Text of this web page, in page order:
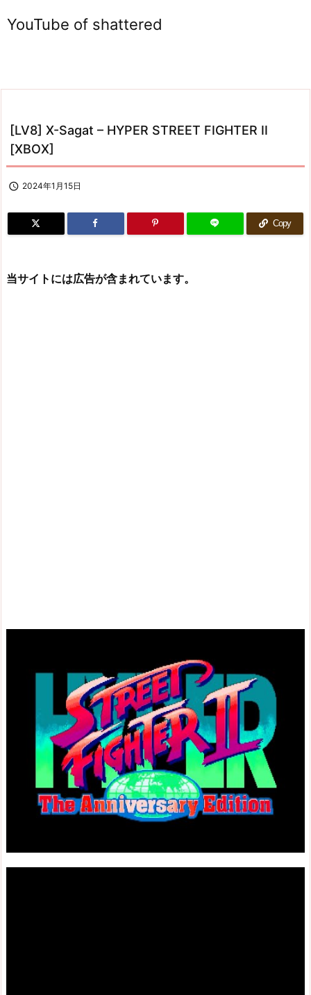
YouTube of shattered
[LV8] X-Sagat – HYPER STREET FIGHTER II
[XBOX]
 2024年1月15日
Copy
当サイトには広告が含まれています。